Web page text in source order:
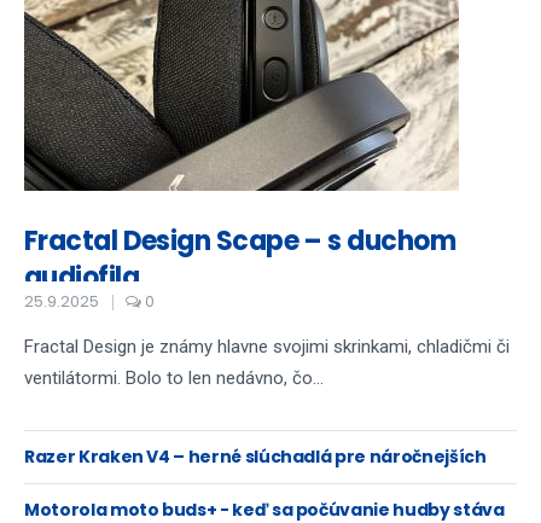
Fractal Design Scape – s duchom
audiofila...
25.9.2025 0
Fractal Design je známy hlavne svojimi skrinkami, chladičmi či
ventilátormi. Bolo to len nedávno, čo...
Razer Kraken V4 – herné slúchadlá pre náročnejších
hráčov
Motorola moto buds+ - keď sa počúvanie hudby stáva